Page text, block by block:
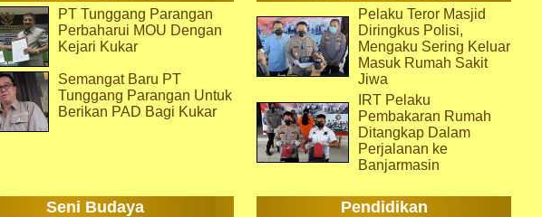
PT Tunggang Parangan
Perbaharui MOU Dengan
Kejari Kukar
Semangat Baru PT
Tunggang Parangan Untuk
Berikan PAD Bagi Kukar
Pelaku Teror Masjid
Diringkus Polisi,
Mengaku Sering Keluar
Masuk Rumah Sakit
Jiwa
IRT Pelaku
Pembakaran Rumah
Ditangkap Dalam
Perjalanan ke
Banjarmasin
Seni Budaya Pendidikan